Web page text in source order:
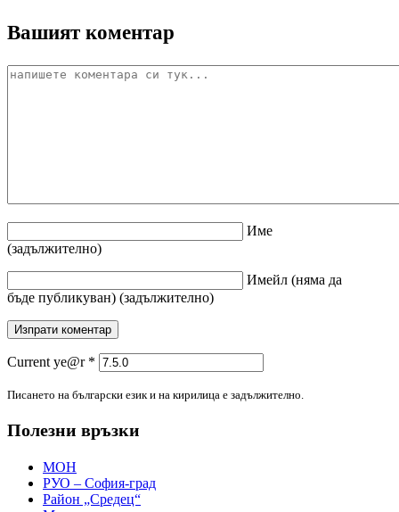
Вашият коментар
Име
(задължително)
Имейл (няма да
бъде публикуван) (задължително)
Current ye@r *
Писането на български език и на кирилица е задължително.
Полезни връзки
МОН
РУО – София-град
Район „Средец“